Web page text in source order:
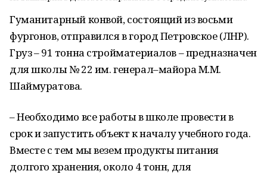
Гуманитарный конвой, состоящий из восьми
фургонов, отправился в город Петровское (ЛНР).
Груз – 91 тонна стройматериалов – предназначен
для школы № 22 им. генерал–майора М.М.
Шаймуратова.
– Необходимо все работы в школе провести в
срок и запустить объект к началу учебного года.
Вместе с тем мы везем продукты питания
долгого хранения, около 4 тонн, для